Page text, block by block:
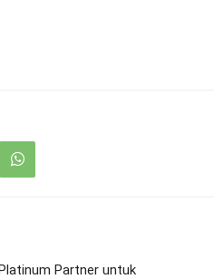
Partner untuk